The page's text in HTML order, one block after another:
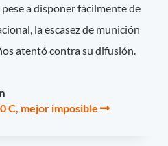
a disponer fácilmente de
la escasez de munición
atentó contra su difusión.
C, mejor imposible